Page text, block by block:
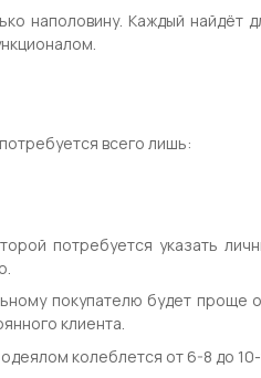
наполовину. Каждый найдёт
всего лишь:
потребуется указать
покупателю будет проще
клиента.
колеблется от 6-8 до 10-